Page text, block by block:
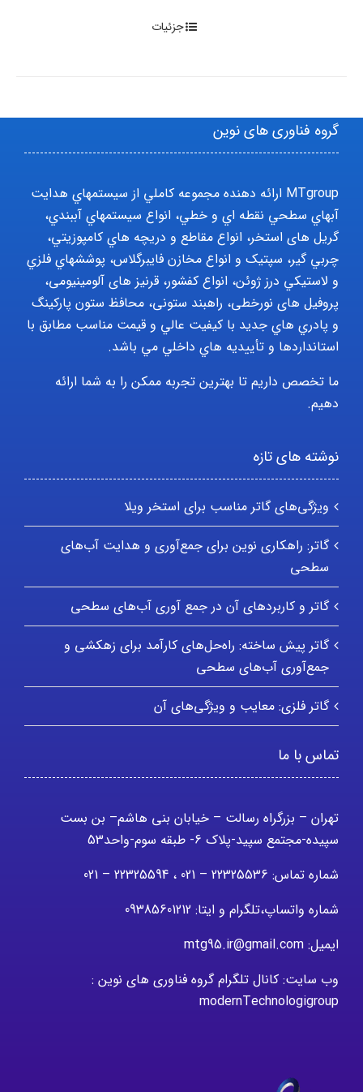
جزئیات
گروه فناوری های نوین
MTgroup ارائه دهنده مجموعه کاملي از سيستمهاي هدايت
آبهاي سطحي نقطه اي و خطي، انواع سيستمهاي آببندي،
گریل های استخر، انواع مقاطع و دريچه هاي کامپوزيتي،
چربي گير، سپتيک و انواع مخازن فايبرگلاس، پوششهاي فلزي
و لاستيکي درز ژوئن، انواع کفشور، قرنیز های آلومینیومی،
پروفیل های نورخطی، راهبند ستونی، محافظ ستون پارکينگ
و پادري هاي جديد با کيفيت عالي و قيمت مناسب مطابق با
استانداردها و تأييديه هاي داخلي مي باشد.
ما تخصص داریم تا بهترین تجربه ممکن را به شما ارائه
دهیم.
نوشته های تازه
ویژگی‌های گاتر مناسب برای استخر ویلا
گاتر: راهکاری نوین برای جمع‌آوری و هدایت آب‌های
سطحی
گاتر و کاربردهای آن در جمع آوری آب‌های سطحی
گاتر پیش ساخته: راه‌حل‌های کارآمد برای زهکشی و
جمع‌آوری آب‌های سطحی
گاتر فلزی: معایب و ویژگی‌های آن
تماس با ما
تهران – بزرگراه رسالت – خیابان بنی هاشم– بن بست
سپیده-مجتمع سپید-پلاک 6- طبقه سوم-واحد53
شماره تماس: 22325536 – 021 ، 22325594 – 021
شماره واتساپ،تلگرام و ایتا: 09385601212
ایمیل: mtg95.ir@gmail.com
وب سایت: کانال تلگرام گروه فناوری های نوین :
modernTechnologigroup